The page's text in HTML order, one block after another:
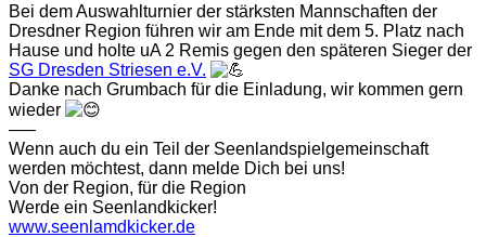
Bei dem Auswahlturnier der stärksten Mannschaften der
Dresdner Region führen wir am Ende mit dem 5. Platz nach
Hause und holte uA 2 Remis gegen den späteren Sieger der
SG Dresden Striesen e.V.
Danke nach Grumbach für die Einladung, wir kommen gern
wieder
—–
Wenn auch du ein Teil der Seenlandspielgemeinschaft
werden möchtest, dann melde Dich bei uns!
Von der Region, für die Region
Werde ein Seenlandkicker!
www.seenlamdkicker.de